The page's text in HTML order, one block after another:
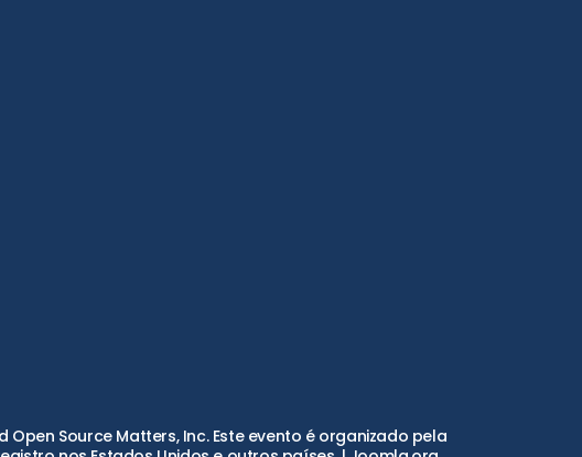
Source Matters, Inc. Este evento é organizado pela